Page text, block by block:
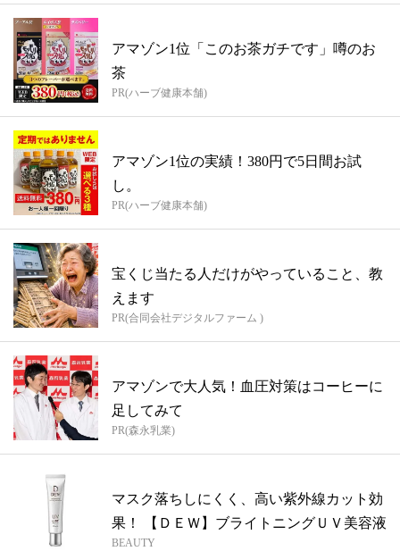
アマゾン1位「このお茶ガチです」噂のお
茶
PR(ハーブ健康本舗)
アマゾン1位の実績！380円で5日間お試
し。
PR(ハーブ健康本舗)
宝くじ当たる人だけがやっていること、教
えます
PR(合同会社デジタルファーム )
アマゾンで大人気！血圧対策はコーヒーに
足してみて
PR(森永乳業)
マスク落ちしにくく、高い紫外線カット効
果！ 【ＤＥＷ】ブライトニングＵＶ美容液
BEAUTY